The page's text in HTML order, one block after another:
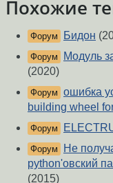
Похожие
Форум Бидон
Форум
Модуль
(2020)
Форум ошибка
building wheel
Форум
Форум
Не
python'овский
(2015)